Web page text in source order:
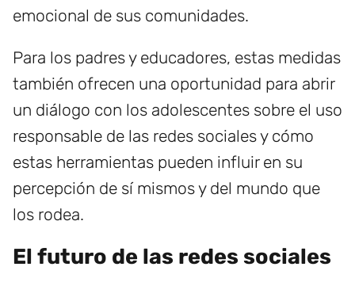
emocional de sus comunidades.
Para los padres y educadores, estas medidas
también ofrecen una oportunidad para abrir
un diálogo con los adolescentes sobre el uso
responsable de las redes sociales y cómo
estas herramientas pueden influir en su
percepción de sí mismos y del mundo que
los rodea.
El futuro de las redes sociales